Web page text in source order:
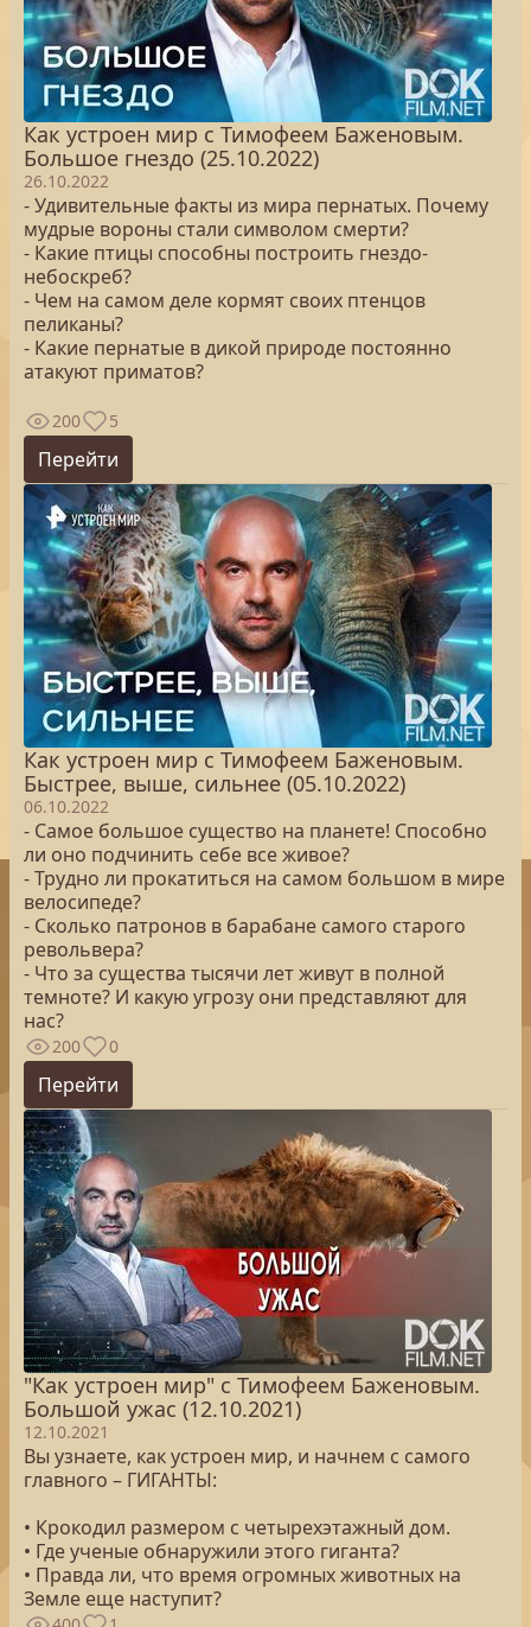
Как устроен мир с Тимофеем Баженовым.
Большое гнездо (25.10.2022)
26.10.2022
- Удивительные факты из мира пернатых. Почему
мудрые вороны стали символом смерти?
- Какие птицы способны построить гнездо-
небоскреб?
- Чем на самом деле кормят своих птенцов
пеликаны?
- Какие пернатые в дикой природе постоянно
атакуют приматов?
200 5
Перейти
Как устроен мир с Тимофеем Баженовым.
Быстрее, выше, сильнее (05.10.2022)
06.10.2022
- Самое большое существо на планете! Способно
ли оно подчинить себе все живое?
- Трудно ли прокатиться на самом большом в мире
велосипеде?
- Сколько патронов в барабане самого старого
револьвера?
- Что за существа тысячи лет живут в полной
темноте? И какую угрозу они представляют для
нас?
200 0
Перейти
"Как устроен мир" с Тимофеем Баженовым.
Большой ужас (12.10.2021)
12.10.2021
Вы узнаете, как устроен мир, и начнем с самого
главного – ГИГАНТЫ:
• Крокодил размером с четырехэтажный дом.
• Где ученые обнаружили этого гиганта?
• Правда ли, что время огромных животных на
Земле еще наступит?